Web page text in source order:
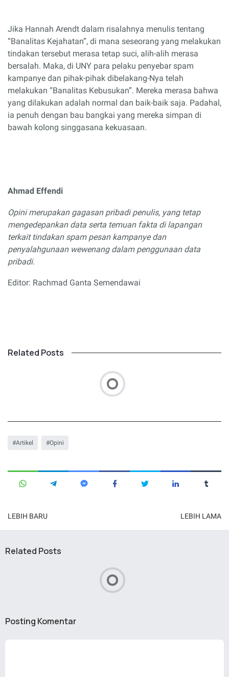
Jika Hannah Arendt dalam risalahnya menulis tentang
“Banalitas Kejahatan”, di mana seseorang yang melakukan
tindakan tersebut merasa tetap suci, alih-alih merasa
bersalah. Maka, di UNY para pelaku penyebar spam
kampanye dan pihak-pihak dibelakang-Nya telah
melakukan “Banalitas Kebusukan”. Mereka merasa bahwa
yang dilakukan adalah normal dan baik-baik saja. Padahal,
ia penuh dengan bau bangkai yang mereka simpan di
bawah kolong singgasana kekuasaan.
Ahmad Effendi
Opini merupakan gagasan pribadi penulis, yang tetap
mengedepankan data serta temuan fakta di lapangan
terkait tindakan spam pesan kampanye dan
penyalahgunaan wewenang dalam penggunaan data
pribadi.
Editor: Rachmad Ganta Semendawai
Related Posts
Artikel Opini
LEBIH BARU LEBIH LAMA
Related Posts
Posting Komentar